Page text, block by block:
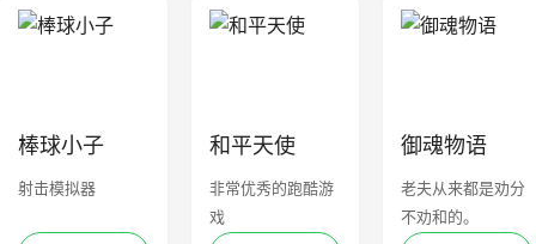
棒球小子
射击模拟器
和平天使
非常优秀的跑酷游
戏
御魂物语
老夫从来都是劝分
不劝和的。